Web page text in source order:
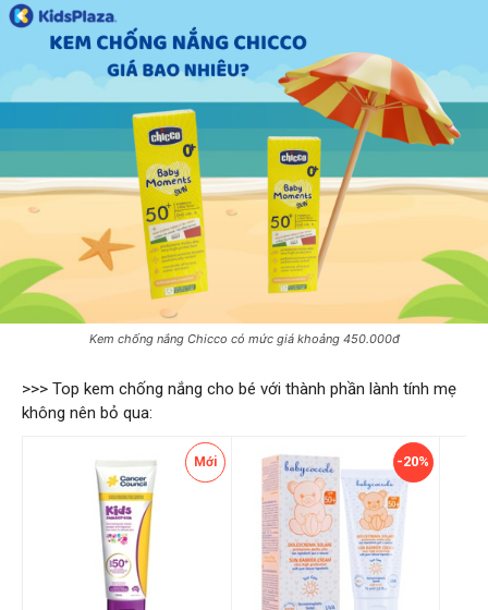
Kem chống nắng Chicco có mức giá khoảng 450.000đ
>>> Top kem chống nắng cho bé với thành phần lành tính mẹ
không nên bỏ qua:
Mới -20%